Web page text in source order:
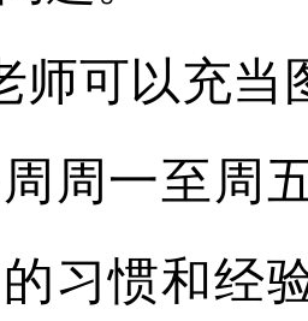
师可以充
周一至周
习惯和经